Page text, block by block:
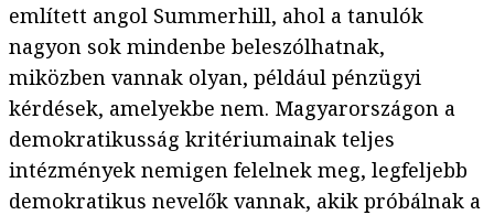
említett angol Summerhill, ahol a tanulók
nagyon sok mindenbe beleszólhatnak,
miközben vannak olyan, például pénzügyi
kérdések, amelyekbe nem. Magyarországon a
demokratikusság kritériumainak teljes
intézmények nemigen felelnek meg, legfeljebb
demokratikus nevelők vannak, akik próbálnak a